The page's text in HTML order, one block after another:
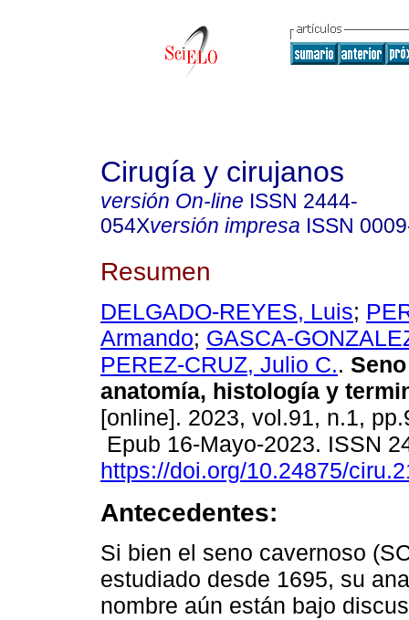
Cirugía y cirujanos
versión On-line ISSN 2444-
054Xversión impresa ISSN
Resumen
DELGADO-REYES, Luis;
Armando; GASCA-
PEREZ-CRUZ, Julio C..
anatomía, histología y
[online]. 2023, vol.91, n.1,
Epub 16-Mayo-2023. ISSN
https://doi.org/10.24875/
Antecedentes:
Si bien el seno cavernoso
estudiado desde 1695, su
nombre aún están bajo